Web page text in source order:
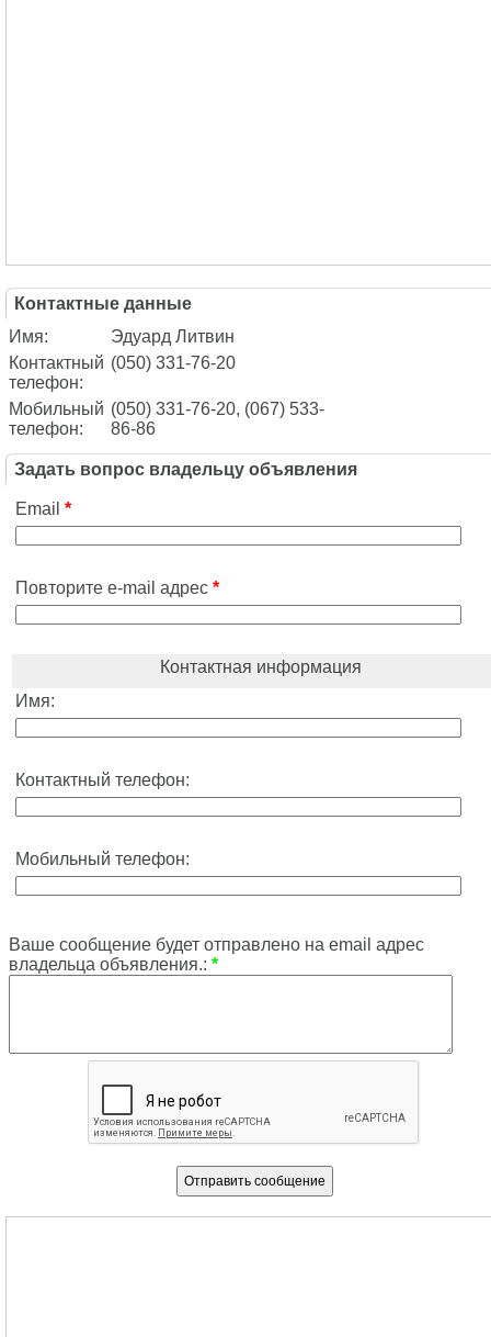
Контактные данные
Имя:
Эдуард Литвин
Контактный
телефон:
(050) 331-76-20
Мобильный
телефон:
(050) 331-76-20, (067) 533-
86-86
Задать вопрос владельцу объявления
Email *
Повторите e-mail адрес *
Контактная информация
Имя:
Контактный телефон:
Мобильный телефон:
Ваше сообщение будет отправлено на email адрес
владельца объявления.: *